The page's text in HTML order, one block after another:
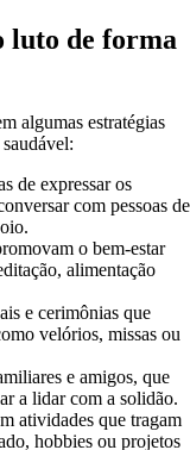
luto de forma
algumas estratégias
de expressar os
com pessoas de
o bem-estar
alimentação
e cerimônias que
velórios, missas ou
e amigos, que
a lidar com a solidão.
atividades que tragam
hobbies ou projetos